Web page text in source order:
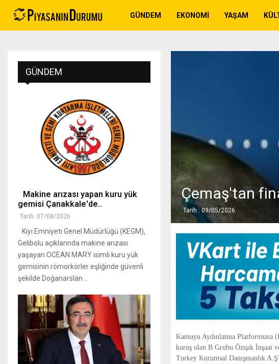
GÜNDEM EKONOMI YAŞAM
Çemaş'tan
Tarih : 09/05/2026
Kamuyu Aydınlatma Platformuna
kuruş olan B Grubu Özışık İnşaat
Turkey Kurumsal Danışmanlık
GÜNDEM
Makine arızası yapan kuru yük
gemisi Çanakkale'de..
Tarih: 07/08/2026
Kıyı Emniyeti Genel Müdürlüğü (KEGM),
Gelibolu açıklarında makine arızası
yaşayan OCEAN MARY isimli kuru yük
gemisinin römorkörler eşliğinde güvenli
şekilde Doğanarslan ..